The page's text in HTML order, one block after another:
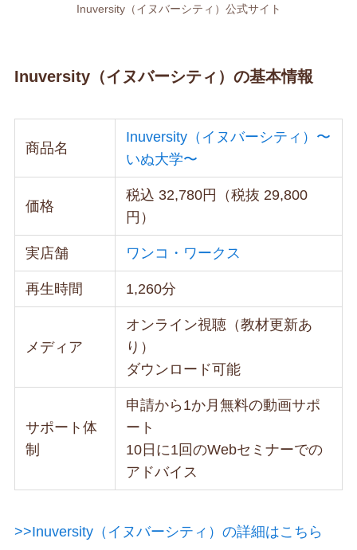
Inuversity（イヌバーシティ）公式サイト
Inuversity（イヌバーシティ）の基本情報
商品名
Inuversity（イヌバーシティ）〜
いぬ大学〜
価格
税込 32,780円（税抜 29,800
円）
実店舗 ワンコ・ワークス
再生時間 1,260分
メディア
オンライン視聴（教材更新あ
り）
ダウンロード可能
サポート体
制
申請から1か月無料の動画サポ
ート
10日に1回のWebセミナーでの
アドバイス
>>Inuversity（イヌバーシティ）の詳細はこちら